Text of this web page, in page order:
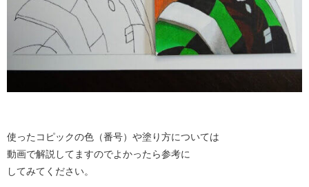
使ったコピックの色（番号）や塗り方については
動画で解説してますのでよかったら参考に
してみてください。